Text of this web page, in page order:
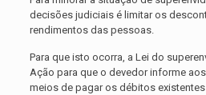
decisões judiciais é limitar os
rendimentos das pessoas.
Para que isto ocorra, a Lei do
Ação para que o devedor informe
meios de pagar os débitos